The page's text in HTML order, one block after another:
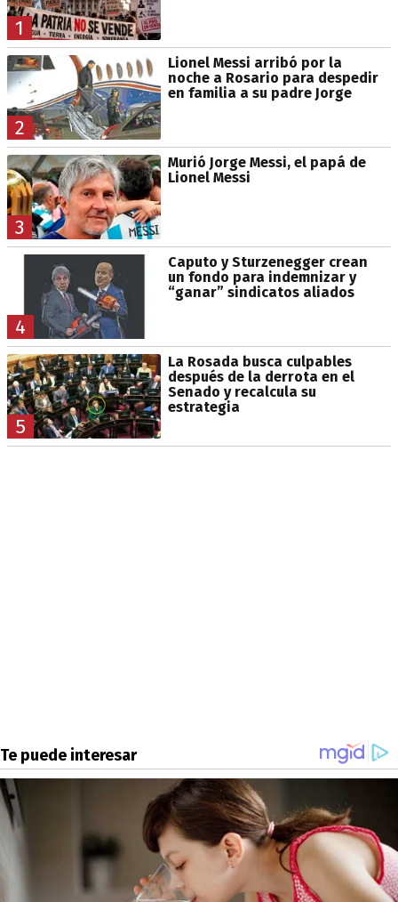
1
2
Lionel Messi arribó por la
noche a Rosario para despedir
en familia a su padre Jorge
3
Murió Jorge Messi, el papá de
Lionel Messi
4
Caputo y Sturzenegger crean
un fondo para indemnizar y
“ganar” sindicatos aliados
5
La Rosada busca culpables
después de la derrota en el
Senado y recalcula su
estrategia